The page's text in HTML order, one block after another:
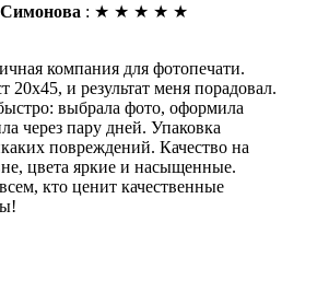
: ★ ★ ★ ★ ★
компания для фотопечати.
20х45, и результат меня порадовал.
выбрала фото, оформила
через пару дней. Упаковка
повреждений. Качество на
цвета яркие и насыщенные.
кто ценит качественные